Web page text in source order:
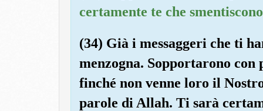
certamente te che
(34) Già i messaggeri che ti
menzogna. Sopportarono con
finché non venne loro il
parole di Allah. Ti sarà